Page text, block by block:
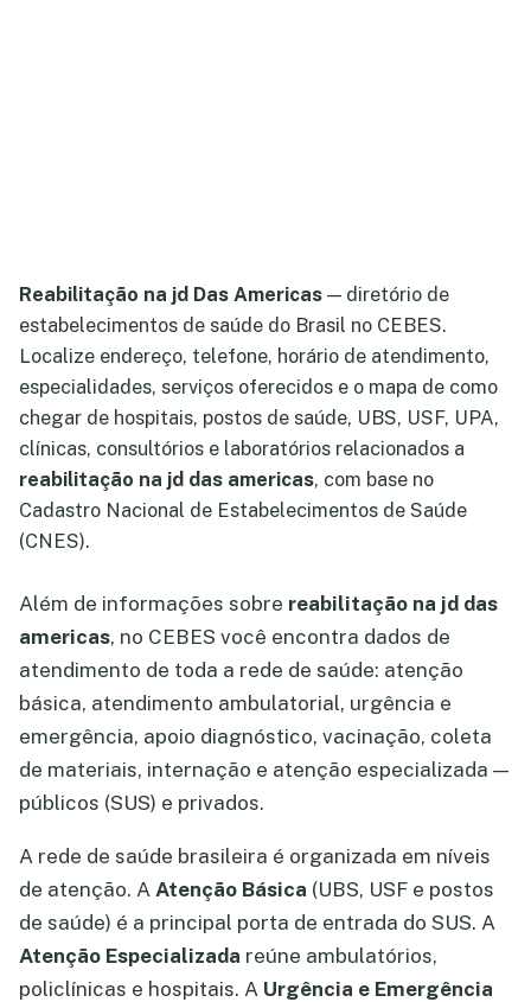
Reabilitação na jd Das Americas — diretório de
estabelecimentos de saúde do Brasil no CEBES.
Localize endereço, telefone, horário de atendimento,
especialidades, serviços oferecidos e o mapa de como
chegar de hospitais, postos de saúde, UBS, USF, UPA,
clínicas, consultórios e laboratórios relacionados a
reabilitação na jd das americas, com base no
Cadastro Nacional de Estabelecimentos de Saúde
(CNES).
Além de informações sobre reabilitação na jd das
americas, no CEBES você encontra dados de
atendimento de toda a rede de saúde: atenção
básica, atendimento ambulatorial, urgência e
emergência, apoio diagnóstico, vacinação, coleta
de materiais, internação e atenção especializada —
públicos (SUS) e privados.
A rede de saúde brasileira é organizada em níveis
de atenção. A Atenção Básica (UBS, USF e postos
de saúde) é a principal porta de entrada do SUS. A
Atenção Especializada reúne ambulatórios,
policlínicas e hospitais. A Urgência e Emergência